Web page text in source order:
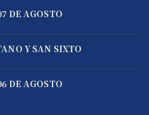
DE AGOSTO
Y SAN SIXTO
DE AGOSTO